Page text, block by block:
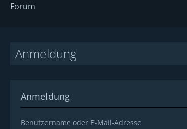
Forum
Anmeldung
Anmeldung
Benutzername oder E-Mail-Adresse